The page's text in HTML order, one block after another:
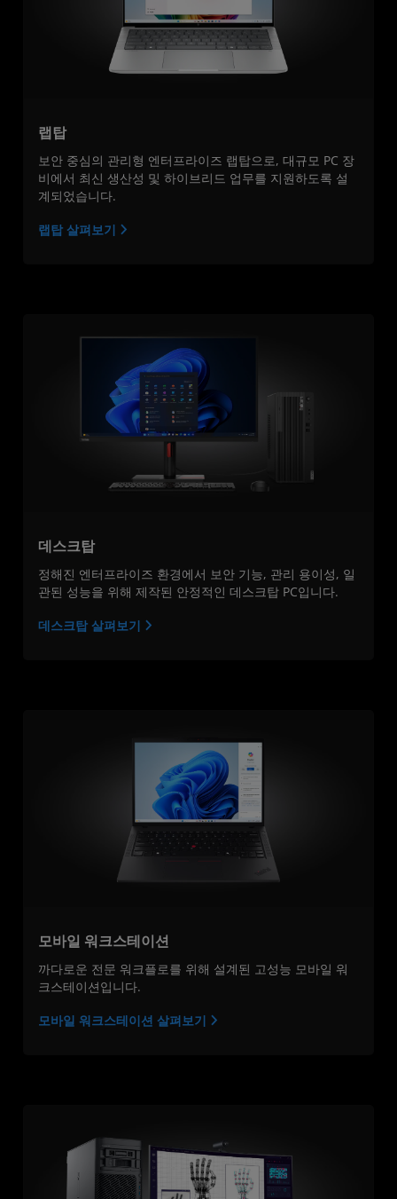
랩탑
보안 중심의 관리형 엔터프라이즈 랩탑으로, 대규모 PC 장
비에서 최신 생산성 및 하이브리드 업무를 지원하도록 설
계되었습니다.
랩탑 살펴보기
데스크탑
정해진 엔터프라이즈 환경에서 보안 기능, 관리 용이성, 일
관된 성능을 위해 제작된 안정적인 데스크탑 PC입니다.
데스크탑 살펴보기
모바일 워크스테이션
까다로운 전문 워크플로를 위해 설계된 고성능 모바일 워
크스테이션입니다.
모바일 워크스테이션 살펴보기